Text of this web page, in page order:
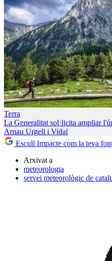
Terra
La Generalitat sol·licita ampliar
Arnau Urgell i Vidal
Escull Impacte com la teva
Arxivat a
meteorologia
servei meteorològic de